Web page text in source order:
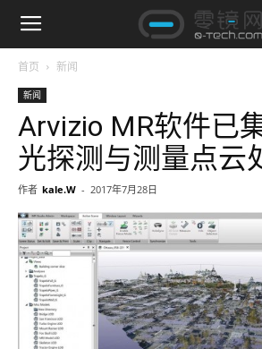
首页 新闻
新闻
Arvizio MR软件已
光探测与测量点云
作者 kale.W - 2017年7月28日